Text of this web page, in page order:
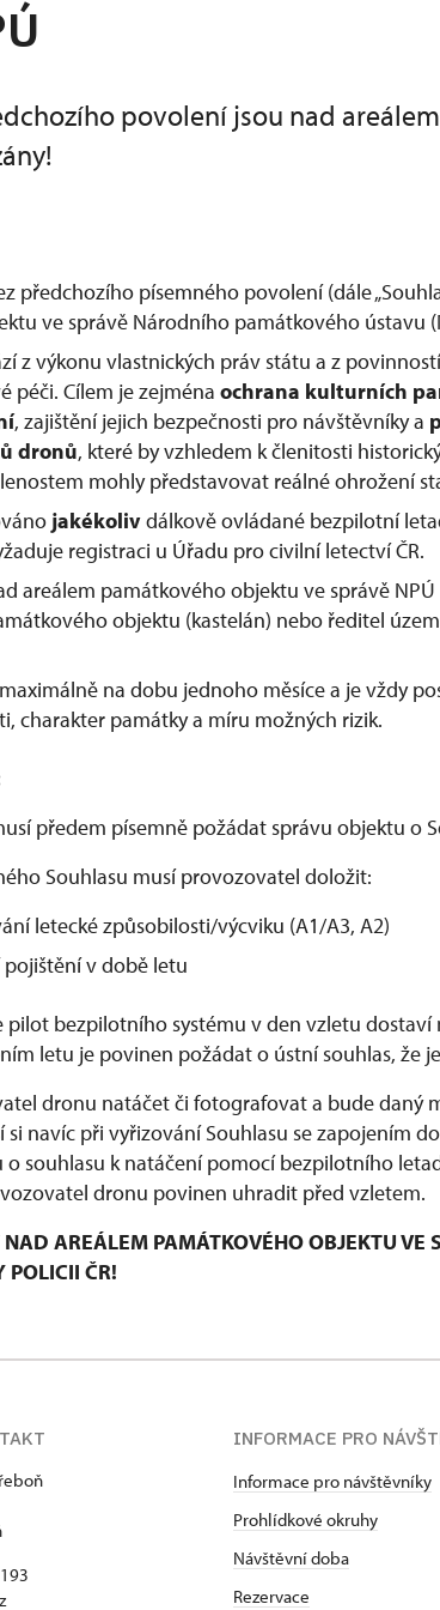
povolení jsou nad
předchozího písemného povolení (dále
ve správě Národního památkového ústavu
z výkonu vlastnických práv státu a z
péči. Cílem je zejména ochrana kulturních
, zajištění jejich bezpečnosti pro návštěvníky a
dronů, které by vzhledem k členitosti
mohly představovat reálné ohrožení
jakékolivdálkově ovládané bezpilotní
registraci u Úřadu pro civilní letectví ČR.
areálem památkového objektu ve správě
objektu (kastelán) nebo ředitel
na dobu jednoho měsíce a je vždy
charakter památky a míru možných rizik.
předem písemně požádat správu objektu o
Souhlasu musí provozovatel doložit:
letecké způsobilosti/výcviku (A1/A3, A2)
v době letu
pilot bezpilotního systému v den vzletu
letu je povinen požádat o ústní souhlas, že
dronu natáčet či fotografovat a bude daný
si navíc při vyřizování Souhlasu se zapojením
o souhlasu k natáčení pomocí bezpilotního
dronu povinen uhradit před vzletem.
AREÁLEM PAMÁTKOVÉHO OBJEKTU VE
POLICII ČR!
INFORMACE PRO
Informace pro návštěvníky
Prohlídkové okruhy
Návštěvní doba
Rezervace